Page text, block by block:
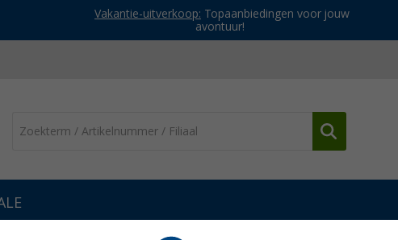
Vakantie-uitverkoop: Topaanbiedingen voor jouw
avontuur!